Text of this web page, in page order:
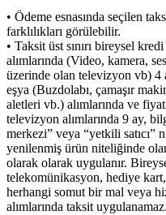
• Ödeme esnasında seçilen
farklılıkları görülebilir.
• Taksit üst sınırı bireysel
alımlarında (Video, kamera,
üzerinde olan televizyon vb) 4
eşya (Buzdolabı, çamaşır
aletleri vb.) alımlarında ve
televizyon alımlarında 9 ay,
merkezi” veya “yetkili satıcı”
yenilenmiş ürün niteliğinde
olarak olarak uygulanır.
telekomünikasyon, hediye
herhangi somut bir mal veya
alımlarında taksit uygulanamaz.